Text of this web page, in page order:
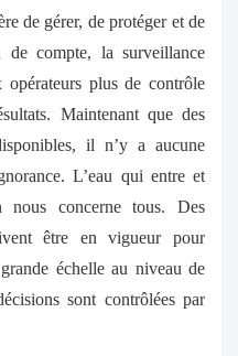
de gérer, de protéger et de
compte, la surveillance
plus de contrôle
Maintenant que des
il n’y a aucune
L’eau qui entre et
nous concerne tous. Des
être en vigueur pour
échelle au niveau de
sont contrôlées par